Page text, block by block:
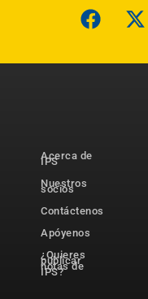
Acerca de
IPS
Nuestros
socios
Contáctenos
Apóyenos
¿Quieres
publicar
notas de
IPS?